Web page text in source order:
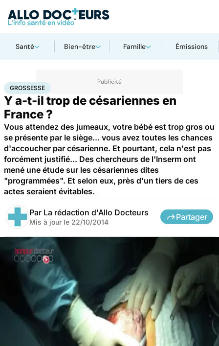
Santé Bien-être Famille Émissions
AccueilFamille Grossesse Grossesse
GROSSESSE
Y a-t-il trop de césariennes en
France ?
Vous attendez des jumeaux, votre bébé est trop gros ou
se présente par le siège... vous avez toutes les chances
d'accoucher par césarienne. Et pourtant, cela n'est pas
forcément justifié... Des chercheurs de l'Inserm ont
mené une étude sur les césariennes dites
"programmées". Et selon eux, près d'un tiers de ces
actes seraient évitables.
Par La rédaction d'Allo Docteurs
Mis à jour le 22/10/2014
Partager